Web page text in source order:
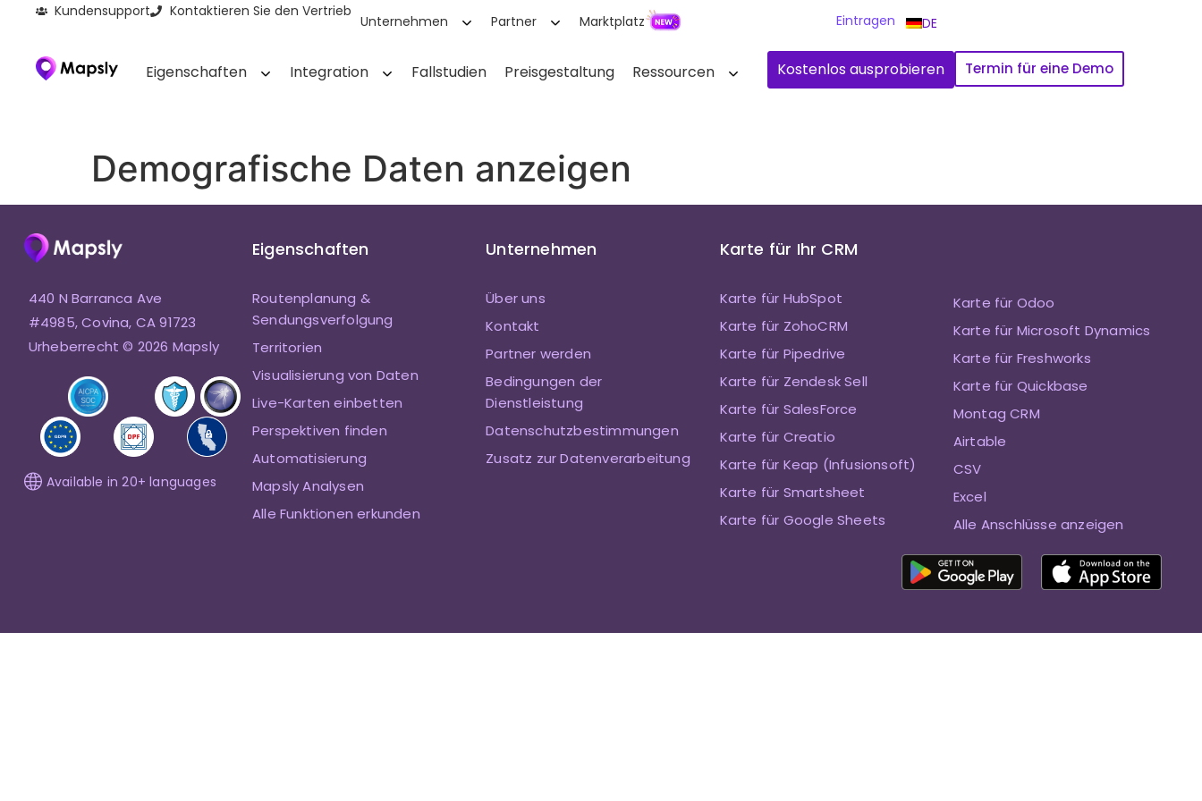
Kundensupport Kontaktieren Sie den Vertrieb
Unternehmen Partner Marktplatz Eintragen DE
Eigenschaften Integration Fallstudien Preisgestaltung Ressourcen Kostenlos ausprobieren Termin für eine Demo
Demografische Daten anzeigen
440 N Barranca Ave
#4985, Covina, CA 91723
Urheberrecht © 2026 Mapsly
Available in 20+ languages
Eigenschaften
Routenplanung &
Sendungsverfolgung
Territorien
Visualisierung von Daten
Live-Karten einbetten
Perspektiven finden
Automatisierung
Mapsly Analysen
Alle Funktionen erkunden
Unternehmen
Über uns
Kontakt
Partner werden
Bedingungen der
Dienstleistung
Datenschutzbestimmungen
Zusatz zur Datenverarbeitung
Karte für Ihr CRM
Karte für HubSpot
Karte für ZohoCRM
Karte für Pipedrive
Karte für Zendesk Sell
Karte für SalesForce
Karte für Creatio
Karte für Keap (Infusionsoft)
Karte für Smartsheet
Karte für Google Sheets
Karte für Odoo
Karte für Microsoft Dynamics
Karte für Freshworks
Karte für Quickbase
Montag CRM
Airtable
CSV
Excel
Alle Anschlüsse anzeigen